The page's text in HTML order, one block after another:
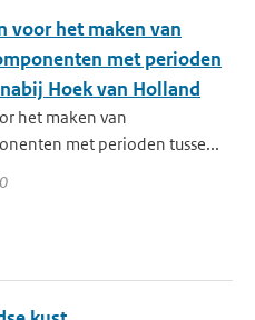
voor het maken van
met perioden
Hoek van Holland
het maken van
met perioden tusse...